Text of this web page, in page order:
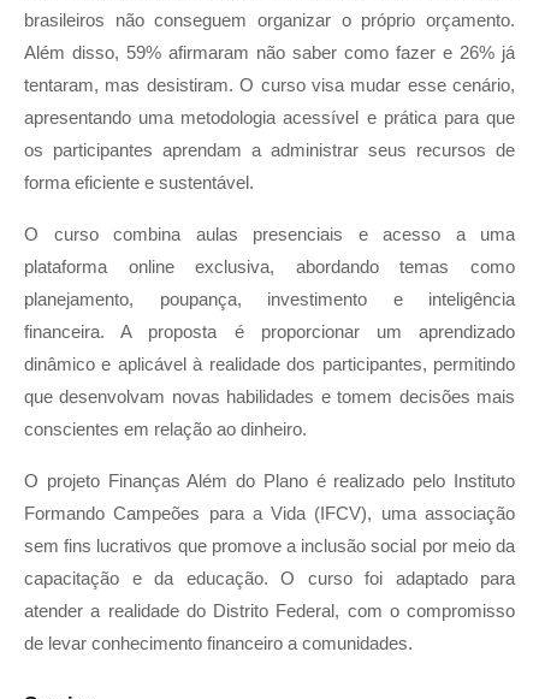
brasileiros não conseguem organizar o próprio orçamento.
Além disso, 59% afirmaram não saber como fazer e 26% já
tentaram, mas desistiram. O curso visa mudar esse cenário,
apresentando uma metodologia acessível e prática para que
os participantes aprendam a administrar seus recursos de
forma eficiente e sustentável.
O curso combina aulas presenciais e acesso a uma
plataforma online exclusiva, abordando temas como
planejamento, poupança, investimento e inteligência
financeira. A proposta é proporcionar um aprendizado
dinâmico e aplicável à realidade dos participantes, permitindo
que desenvolvam novas habilidades e tomem decisões mais
conscientes em relação ao dinheiro.
O projeto Finanças Além do Plano é realizado pelo Instituto
Formando Campeões para a Vida (IFCV), uma associação
sem fins lucrativos que promove a inclusão social por meio da
capacitação e da educação. O curso foi adaptado para
atender a realidade do Distrito Federal, com o compromisso
de levar conhecimento financeiro a comunidades.